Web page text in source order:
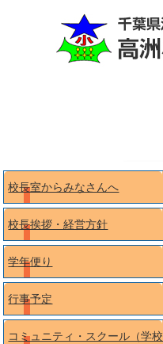
校長室からみなさんへ
校長挨拶・経営方針
学年便り
行事予定
コミュニティ・スクール（学校